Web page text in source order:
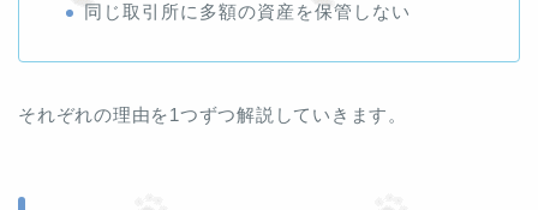
同じ取引所に多額の資産を保管しない
それぞれの理由を1つずつ解説していきます。